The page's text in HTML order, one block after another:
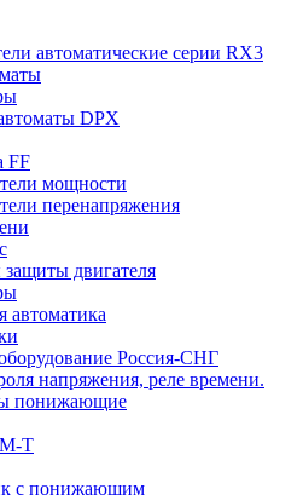
автоматические серии RX3
DPX
FF
мощности
перенапряжения
двигателя
автоматика
Россия-СНГ
напряжения, реле времени.
понижающие
Т
с понижающим